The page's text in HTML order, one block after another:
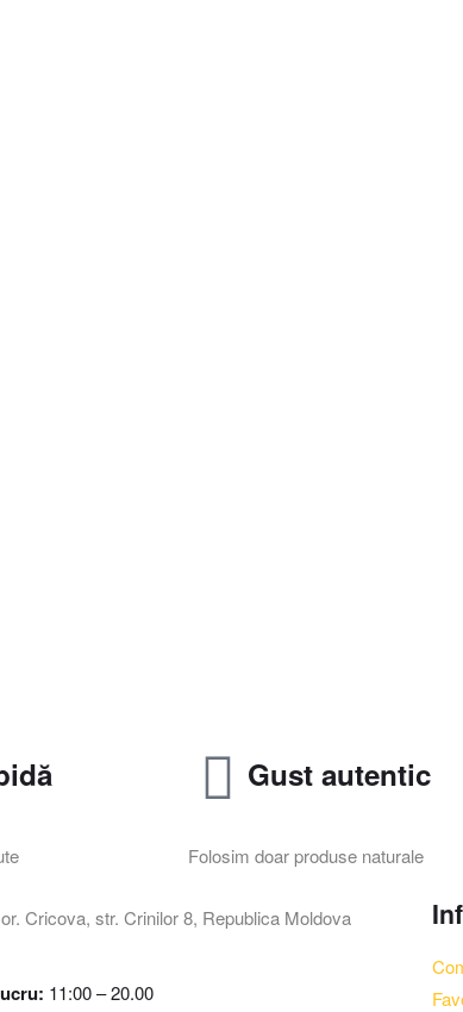
Gust autentic
Folosim doar produse naturale
or. Cricova, str. Crinilor 8, Republica Moldova
11:00 – 20.00